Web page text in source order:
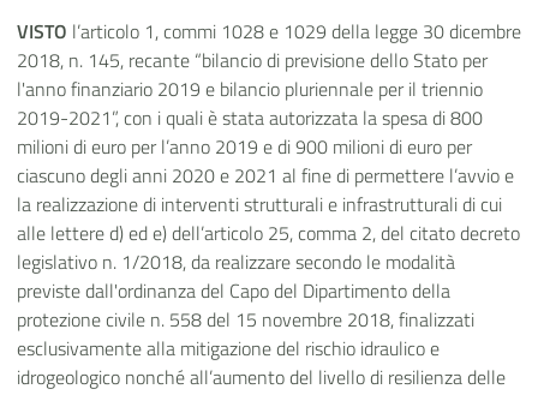
VISTO l’articolo 1, commi 1028 e 1029 della legge 30 dicembre
2018, n. 145, recante “bilancio di previsione dello Stato per
l'anno finanziario 2019 e bilancio pluriennale per il triennio
2019-2021”, con i quali è stata autorizzata la spesa di 800
milioni di euro per l’anno 2019 e di 900 milioni di euro per
ciascuno degli anni 2020 e 2021 al fine di permettere l’avvio e
la realizzazione di interventi strutturali e infrastrutturali di cui
alle lettere d) ed e) dell’articolo 25, comma 2, del citato decreto
legislativo n. 1/2018, da realizzare secondo le modalità
previste dall'ordinanza del Capo del Dipartimento della
protezione civile n. 558 del 15 novembre 2018, finalizzati
esclusivamente alla mitigazione del rischio idraulico e
idrogeologico nonché all’aumento del livello di resilienza delle